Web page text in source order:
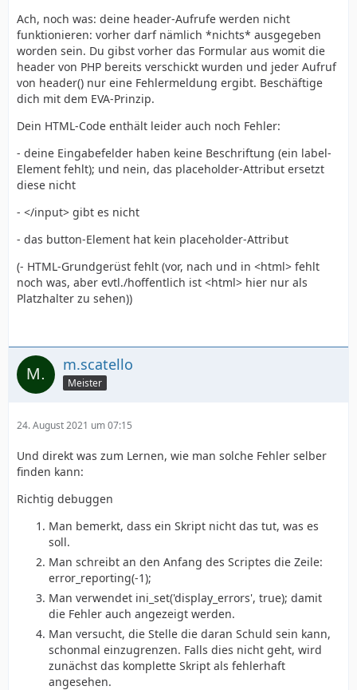
Ach, noch was: deine header-Aufrufe werden nicht
funktionieren: vorher darf nämlich *nichts* ausgegeben
worden sein. Du gibst vorher das Formular aus womit die
header von PHP bereits verschickt wurden und jeder Aufruf
von header() nur eine Fehlermeldung ergibt. Beschäftige
dich mit dem EVA-Prinzip.
Dein HTML-Code enthält leider auch noch Fehler:
- deine Eingabefelder haben keine Beschriftung (ein label-
Element fehlt); und nein, das placeholder-Attribut ersetzt
diese nicht
- </input> gibt es nicht
- das button-Element hat kein placeholder-Attribut
(- HTML-Grundgerüst fehlt (vor, nach und in <html> fehlt
noch was, aber evtl./hoffentlich ist <html> hier nur als
Platzhalter zu sehen))
m.scatello
Meister
24. August 2021 um 07:15
Und direkt was zum Lernen, wie man solche Fehler selber
finden kann:
Richtig debuggen
Man bemerkt, dass ein Skript nicht das tut, was es
soll.
Man schreibt an den Anfang des Scriptes die Zeile:
error_reporting(-1);
Man verwendet ini_set('display_errors', true); damit
die Fehler auch angezeigt werden.
Man versucht, die Stelle die daran Schuld sein kann,
schonmal einzugrenzen. Falls dies nicht geht, wird
zunächst das komplette Skript als fehlerhaft
angesehen.